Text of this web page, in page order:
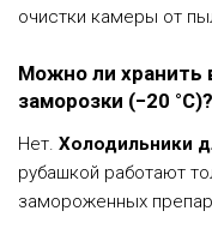
очистки камеры от
Можно ли хранить
заморозки (−20 °C)?
Нет. Холодильники
рубашкой работают
замороженных